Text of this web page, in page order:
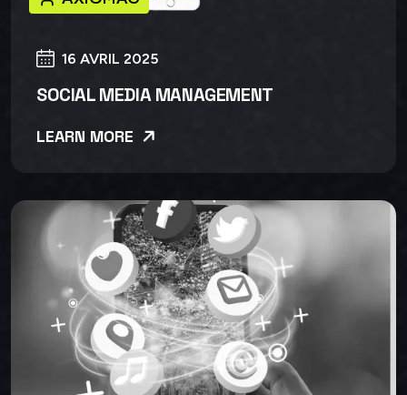
16 AVRIL 2025
SOCIAL MEDIA MANAGEMENT
LEARN MORE